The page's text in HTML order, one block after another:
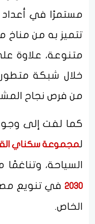
مستمرًا في أعداد
تتميز به من
متنوعة، علاوة
خلال شبكة
من فرص نجاح
كما لفت إلى
لمجموعة سكناي
السياحة،
2030 في تنويع
الخاص.